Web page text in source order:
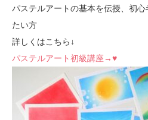
パステルアートの基本を伝授、初
たい方
詳しくはこちら↓
パステルアート初級講座→♥